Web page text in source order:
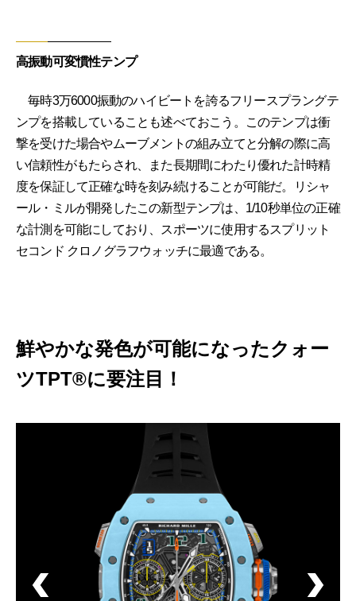
高振動可変慣性テンプ
毎時3万6000振動のハイビートを誇るフリースプラングテ
ンプを搭載していることも述べておこう。このテンプは衝
撃を受けた場合やムーブメントの組み立てと分解の際に高
い信頼性がもたらされ、また長期間にわたり優れた計時精
度を保証して正確な時を刻み続けることが可能だ。リシャ
ール・ミルが開発したこの新型テンプは、1/10秒単位の正確
な計測を可能にしており、スポーツに使用するスプリット
セコンド クロノグラフウォッチに最適である。
鮮やかな発色が可能になったクォー
ツTPT®に要注目！